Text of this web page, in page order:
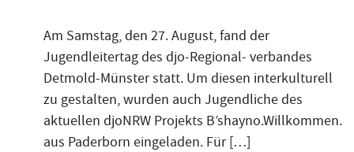
Am Samstag, den 27. August, fand der
Jugendleitertag des djo-Regional- verbandes
Detmold-Münster statt. Um diesen interkulturell
zu gestalten, wurden auch Jugendliche des
aktuellen djoNRW Projekts B’shayno.Willkommen.
aus Paderborn eingeladen. Für […]